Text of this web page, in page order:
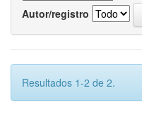
Autor/registro
Resultados 1-2 de 2.